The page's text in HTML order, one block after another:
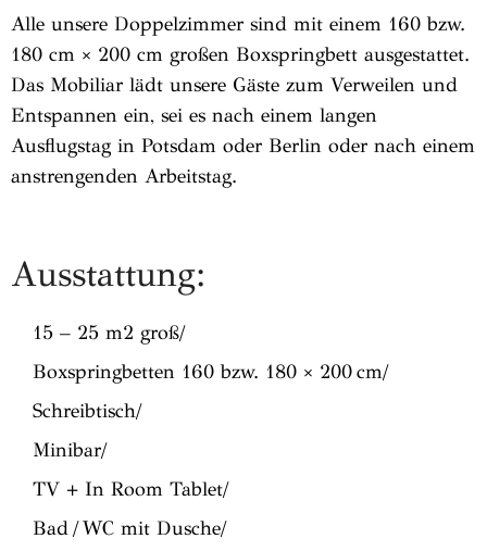
Alle unsere Doppelzimmer sind mit einem 160 bzw.
180 cm × 200 cm großen Boxspringbett ausgestattet.
Das Mobiliar lädt unsere Gäste zum Verweilen und
Entspannen ein, sei es nach einem langen
Ausflugstag in Potsdam oder Berlin oder nach einem
anstrengenden Arbeitstag.
Ausstattung:
15 – 25 m2 groß/
Boxspringbetten 160 bzw. 180 × 200 cm/
Schreibtisch/
Minibar/
TV + In Room Tablet/
Bad / WC mit Dusche/